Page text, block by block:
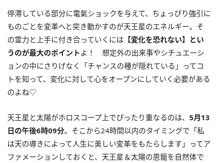
停滞している部分に電氣ショックを与えて、ちょっぴり強引に
ものごとを変革へと突き動かすのが天王星のエネルギー。そ
の霊力と上手に付き合っていくには 【変化を恐れない】とい
うのが最大のポイント よ！ 想定外の出来事やシチュエーシ
ョンの中にさりげなく「チャンスの種が隠れている」ってコ
トを知って、変化に対して心をオープンにしていく必要がある
のよね♡
天王星と太陽がホロスコープ上でぴったり重なるのは、 5月13
日の午後6時09分。そこから24時間以内のタイミングで「私
は天の導きによって人生に美しい変革をもたらします」ってア
ファメーションしておくと、天王星＆太陽の恩寵を自然体で